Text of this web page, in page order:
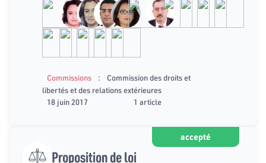
Commissions :
Commission des droits et
libertés et des relations extérieures
18 juin 2017
1 article
accepté
Proposition de loi